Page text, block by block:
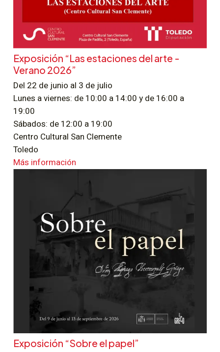
Exposición “Las estaciones del arte -
Verano 2026”
Del 22 de junio al 3 de julio
Lunes a viernes: de 10:00 a 14:00 y de 16:00 a
19:00
Sábados: de 12:00 a 19:00
Centro Cultural San Clemente
Toledo
Más información
Exposición “Sobre el papel”